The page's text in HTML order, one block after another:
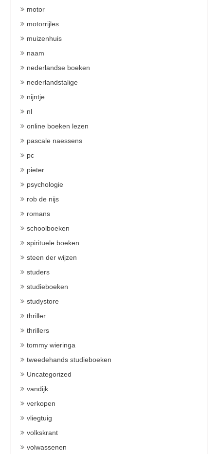
motor
motorrijles
muizenhuis
naam
nederlandse boeken
nederlandstalige
nijntje
nl
online boeken lezen
pascale naessens
pc
pieter
psychologie
rob de nijs
romans
schoolboeken
spirituele boeken
steen der wijzen
studers
studieboeken
studystore
thriller
thrillers
tommy wieringa
tweedehands studieboeken
Uncategorized
vandijk
verkopen
vliegtuig
volkskrant
volwassenen